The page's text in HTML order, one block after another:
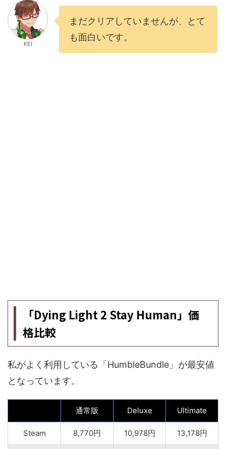
KEI
まだクリアしていませんが、とて
も面白いです。
「Dying Light 2 Stay Human」価
格比較
私がよく利用している「HumbleBundle」が最安値
となっています。
通常版 Deluxe Ultimate
Steam 8,770円 10,978円 13,178円